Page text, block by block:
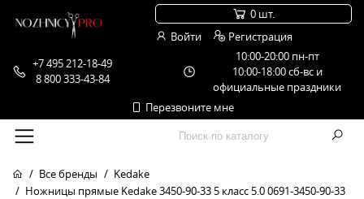
+7 495 212-18-49
8 800 333-43-84
10:00-20:00 пн-пт
10:00-18:00 сб-вс и
официальные праздники
Перезвоните мне
0 шт.
Войти
Регистрация
Все бренды
Kedake
Ножницы прямые Kedake 3450-90-33 5 класс 5.0 0691-3450-90-33